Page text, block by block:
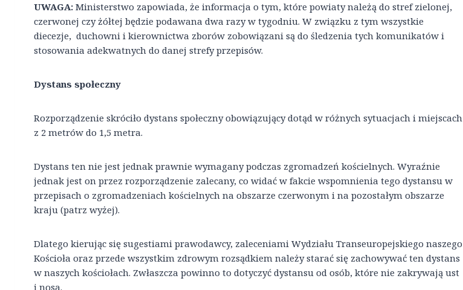
UWAGA: Ministerstwo zapowiada, że informacja o tym, które powiaty należą do stref zielonej,
czerwonej czy żółtej będzie podawana dwa razy w tygodniu. W związku z tym wszystkie
diecezje, duchowni i kierownictwa zborów zobowiązani są do śledzenia tych komunikatów i
stosowania adekwatnych do danej strefy przepisów.
Dystans społeczny
Rozporządzenie skróciło dystans społeczny obowiązujący dotąd w różnych sytuacjach i miejscach
z 2 metrów do 1,5 metra.
Dystans ten nie jest jednak prawnie wymagany podczas zgromadzeń kościelnych. Wyraźnie
jednak jest on przez rozporządzenie zalecany, co widać w fakcie wspomnienia tego dystansu w
przepisach o zgromadzeniach kościelnych na obszarze czerwonym i na pozostałym obszarze
kraju (patrz wyżej).
Dlatego kierując się sugestiami prawodawcy, zaleceniami Wydziału Transeuropejskiego naszego
Kościoła oraz przede wszystkim zdrowym rozsądkiem należy starać się zachowywać ten dystans
w naszych kościołach. Zwłaszcza powinno to dotyczyć dystansu od osób, które nie zakrywają ust
i nosa.